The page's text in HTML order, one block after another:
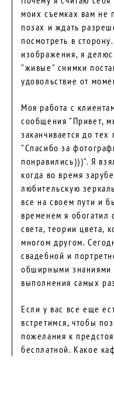
моих съемках вам не
позах и ждать
посмотреть в
изображения, я
"живые" снимки
удовольствие от
Моя работа с
сообщения "Привет,
заканчивается до
"Спасибо за
понравились)))". Я
когда во время
любительскую
все на своем пути и
временем я обогатил
света, теории цвета,
многом другом.
свадебной и
обширными знаниями
выполнения самых
Если у вас все еще
встретимся, чтобы
пожелания к
бесплатной. Какое